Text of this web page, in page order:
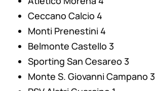
Ceccano Calcio 4
Monti Prenestini 4
Belmonte Castello 3
Sporting San Cesareo 3
Monte S. Giovanni Campano 3